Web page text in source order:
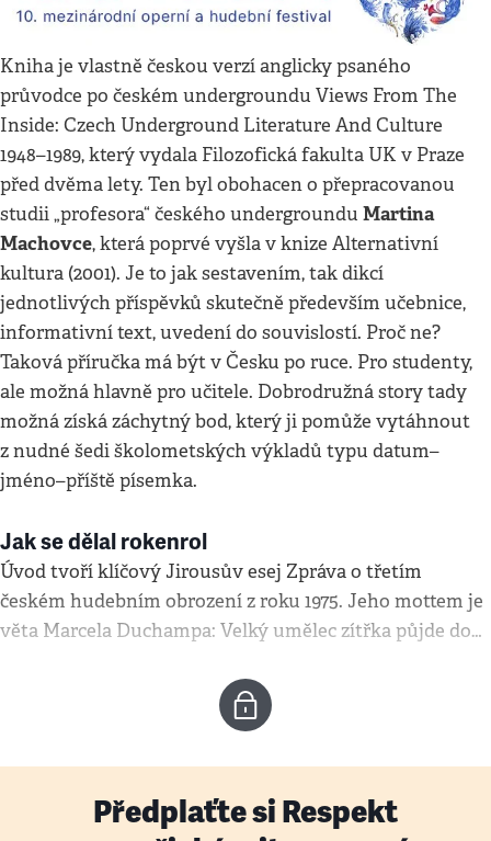
Kniha je vlastně českou verzí anglicky psaného
průvodce po českém undergroundu Views From The
Inside: Czech Underground Literature And Culture
1948–1989, který vydala Filozofická fakulta UK v Praze
před dvěma lety. Ten byl obohacen o přepracovanou
studii „profesora“ českého undergroundu Martina
Machovce, která poprvé vyšla v knize Alternativní
kultura (2001). Je to jak sestavením, tak dikcí
jednotlivých příspěvků skutečně především učebnice,
informativní text, uvedení do souvislostí. Proč ne?
Taková příručka má být v Česku po ruce. Pro studenty,
ale možná hlavně pro učitele. Dobrodružná story tady
možná získá záchytný bod, který ji pomůže vytáhnout
z nudné šedi školometských výkladů typu datum–
jméno–příště písemka.
Jak se dělal rokenrol
Úvod tvoří klíčový Jirousův esej Zpráva o třetím
českém hudebním obrození z roku 1975. Jeho mottem je
věta Marcela Duchampa: Velký umělec zítřka půjde do…
Předplaťte si Respekt